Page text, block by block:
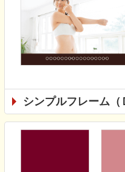
シンプルフレーム（